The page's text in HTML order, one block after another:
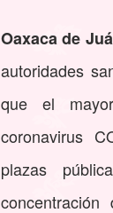
Oaxaca de
autoridades
que el
coronavirus
plazas